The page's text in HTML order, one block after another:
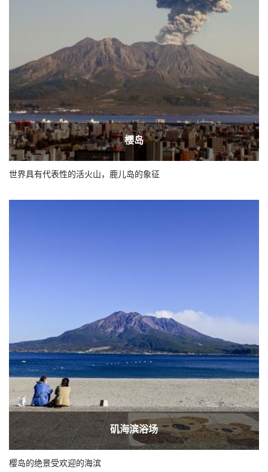
樱岛
世界具有代表性的活火山，鹿儿岛的象征
矶海滨浴场
樱岛的绝景受欢迎的海滨